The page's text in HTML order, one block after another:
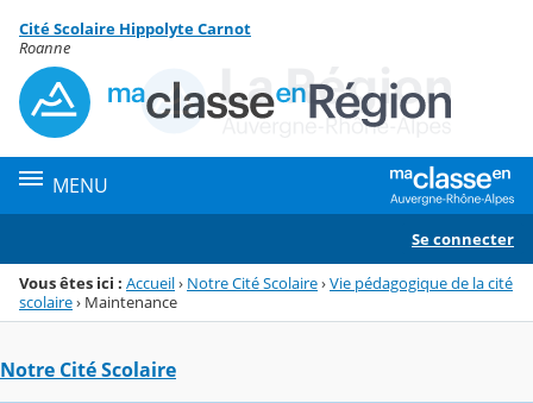
Menu de la rubrique
Contenu
Cité Scolaire Hippolyte Carnot
Roanne
MENU
Se connecter
Vous êtes ici : Accueil› Notre Cité Scolaire›Vie pédagogique de la cité
scolaire› Maintenance
Notre Cité Scolaire